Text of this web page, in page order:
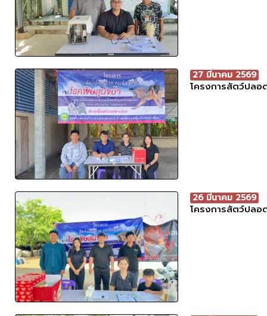
27 มีนาคม 2569
โครงการสัตว์ปลอ
26 มีนาคม 2569
โครงการสัตว์ปล